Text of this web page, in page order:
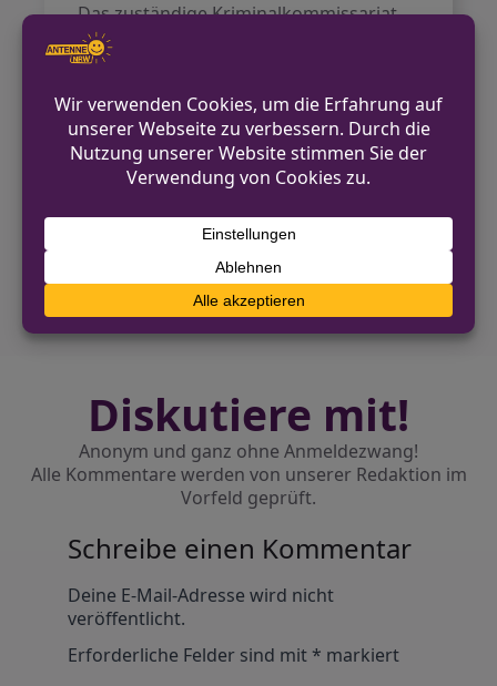
Das zuständige Kriminalkommissariat
hat die Ermittlungen aufgenommen und
bittet um Hinweise zu dem Vorfall.
VORHERIGER BEITRAG
Coesfeld: Einbruch in Wohnhaus an der
Straße An der Klinke
NÄCHSTER BEITRAG
Verkehrskontrollen am Flohmarkt – Fahrzeug
Diskutiere mit!
Anonym und ganz ohne Anmeldezwang!
Alle Kommentare werden von unserer Redaktion im
Vorfeld geprüft.
Schreibe einen Kommentar
Deine E-Mail-Adresse wird nicht
veröffentlicht.
Erforderliche Felder sind mit* markiert